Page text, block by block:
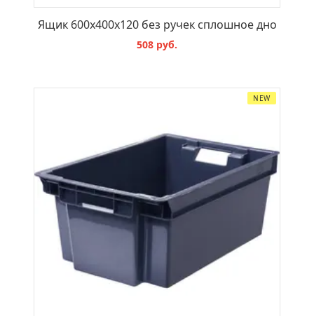
Ящик 600x400x120 без ручек сплошное дно
508 руб.
В КОРЗИНУ
NEW